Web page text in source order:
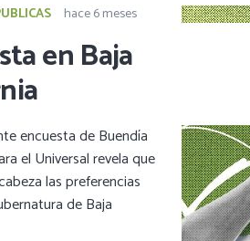
hace 6 meses
en Baja
encuesta de Buendía
el Universal revela que
las preferencias
de Baja